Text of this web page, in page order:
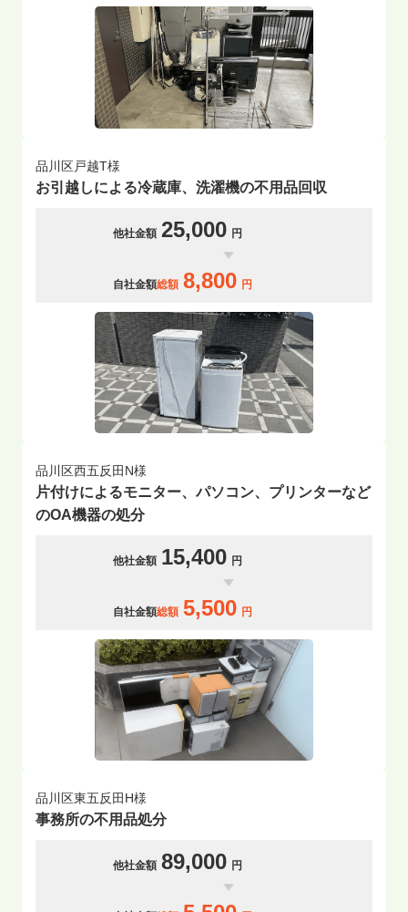
品川区戸越T様
お引越しによる冷蔵庫、洗濯機の不用品回収
他社金額 25,000 円
自社金額総額 8,800 円
品川区西五反田N様
片付けによるモニター、パソコン、プリンターなど
のOA機器の処分
他社金額 15,400 円
自社金額総額 5,500 円
品川区東五反田H様
事務所の不用品処分
他社金額 89,000 円